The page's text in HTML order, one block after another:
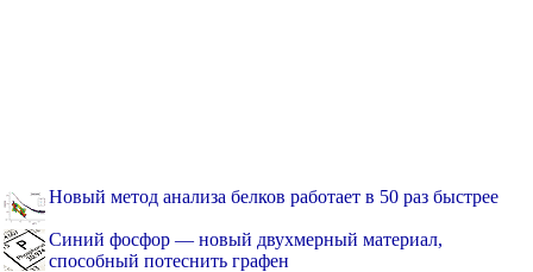
Новый метод анализа белков работает в 50 раз быстрее
Синий фосфор — новый двухмерный материал,
способный потеснить графен